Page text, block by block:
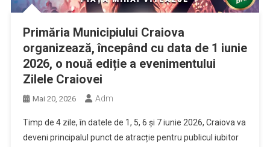
Primăria Municipiului Craiova
organizează, începând cu data de 1 iunie
2026, o nouă ediție a evenimentului
Zilele Craiovei
Mai 20, 2026 Adm
Timp de 4 zile, în datele de 1, 5, 6 și 7 iunie 2026, Craiova va
deveni principalul punct de atracție pentru publicul iubitor